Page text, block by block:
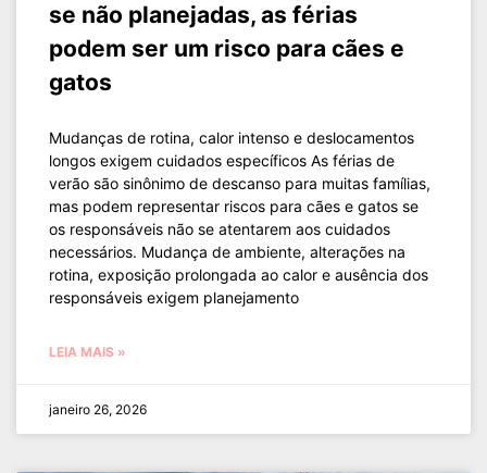
se não planejadas, as férias
podem ser um risco para cães e
gatos
Mudanças de rotina, calor intenso e deslocamentos
longos exigem cuidados específicos As férias de
verão são sinônimo de descanso para muitas famílias,
mas podem representar riscos para cães e gatos se
os responsáveis não se atentarem aos cuidados
necessários. Mudança de ambiente, alterações na
rotina, exposição prolongada ao calor e ausência dos
responsáveis exigem planejamento
LEIA MAIS »
janeiro 26, 2026